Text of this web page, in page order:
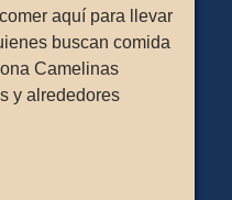
aquí para llevar
buscan comida
Camelinas
y alrededores